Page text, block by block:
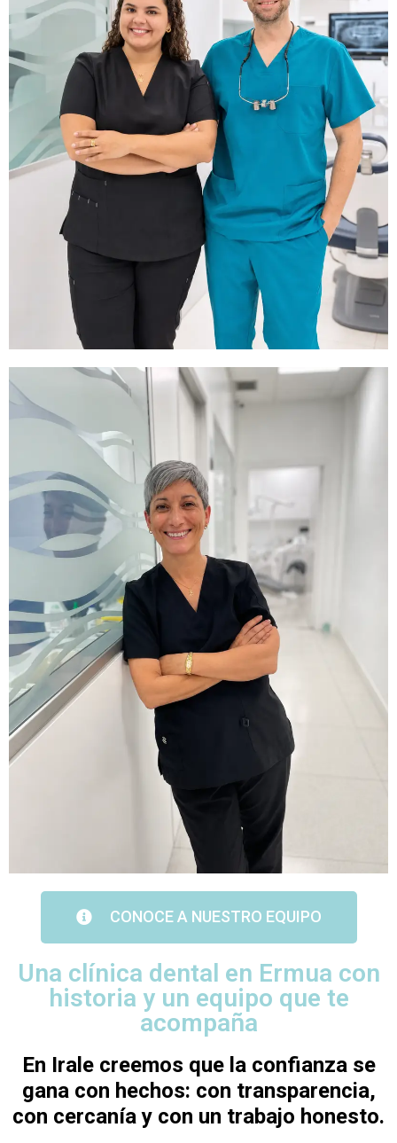
CONOCE A NUESTRO EQUIPO
Una clínica dental en Ermua con
historia y un equipo que te
acompaña
En Irale creemos que la confianza se
gana con hechos: con transparencia,
con cercanía y con un trabajo honesto.